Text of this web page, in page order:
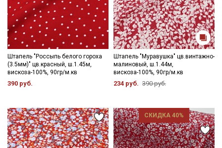
Штапель "Россыпь белого гороха
(3.5мм)" цв.красный, ш.1.45м,
вискоза-100%, 90гр/м.кв
390 руб.
Штапель "Муравушка" цв.винтажно-
малиновый, ш.1.44м,
вискоза-100%, 90гр/м.кв
234 руб. 390 руб.
СКИДКА 40%